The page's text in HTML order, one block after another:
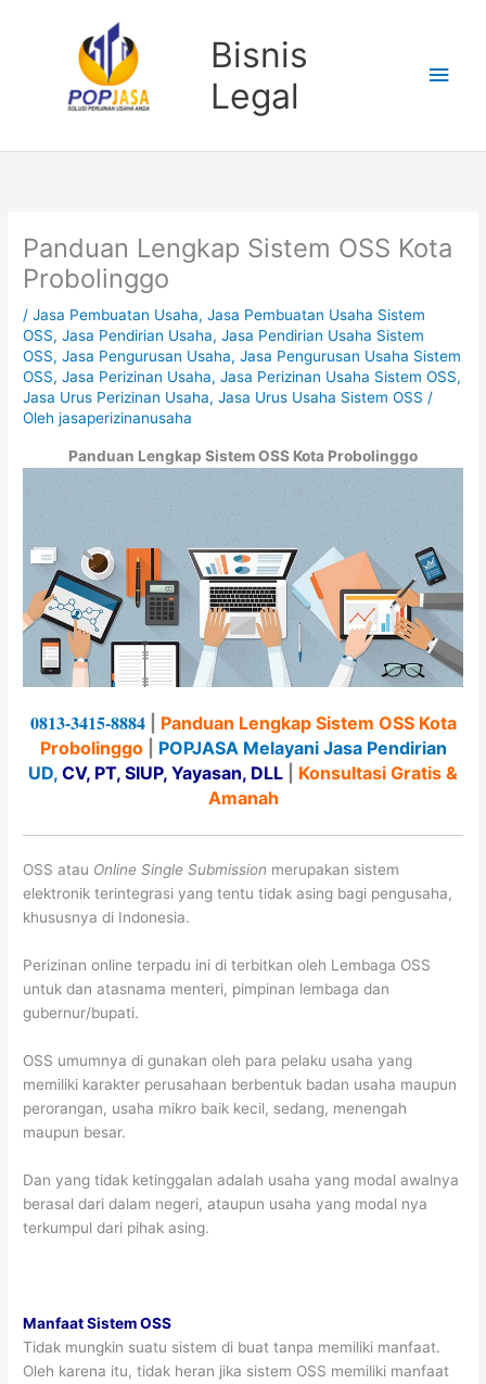
Bisnis
Legal
Panduan Lengkap Sistem OSS Kota
Probolinggo
/Jasa Pembuatan Usaha,Jasa Pembuatan Usaha Sistem
OSS,Jasa Pendirian Usaha,Jasa Pendirian Usaha Sistem
OSS,Jasa Pengurusan Usaha,Jasa Pengurusan Usaha Sistem
OSS,Jasa Perizinan Usaha,Jasa Perizinan Usaha Sistem OSS,
Jasa Urus Perizinan Usaha,Jasa Urus Usaha Sistem OSS /
Olehjasaperizinanusaha
Panduan Lengkap Sistem OSS Kota Probolinggo
0813-3415-8884
Panduan Lengkap Sistem OSS Kota
Probolinggo
POPJASA Melayani Jasa Pendirian
UD, CV, PT, SIUP, Yayasan, DLL
Konsultasi Gratis &
Amanah
OSS atau Online Single Submission merupakan sistem
elektronik terintegrasi yang tentu tidak asing bagi pengusaha,
khususnya di Indonesia.
Perizinan online terpadu ini di terbitkan oleh Lembaga OSS
untuk dan atasnama menteri, pimpinan lembaga dan
gubernur/bupati.
OSS umumnya di gunakan oleh para pelaku usaha yang
memiliki karakter perusahaan berbentuk badan usaha maupun
perorangan, usaha mikro baik kecil, sedang, menengah
maupun besar.
Dan yang tidak ketinggalan adalah usaha yang modal awalnya
berasal dari dalam negeri, ataupun usaha yang modal nya
terkumpul dari pihak asing.
Manfaat Sistem OSS
Tidak mungkin suatu sistem di buat tanpa memiliki manfaat.
Oleh karena itu, tidak heran jika sistem OSS memiliki manfaat